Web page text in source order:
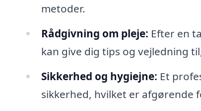
metoder.
Rådgivning om pleje: Efter en
kan give dig tips og vejledning
Sikkerhed og hygiejne: Et
sikkerhed, hvilket er afgørende